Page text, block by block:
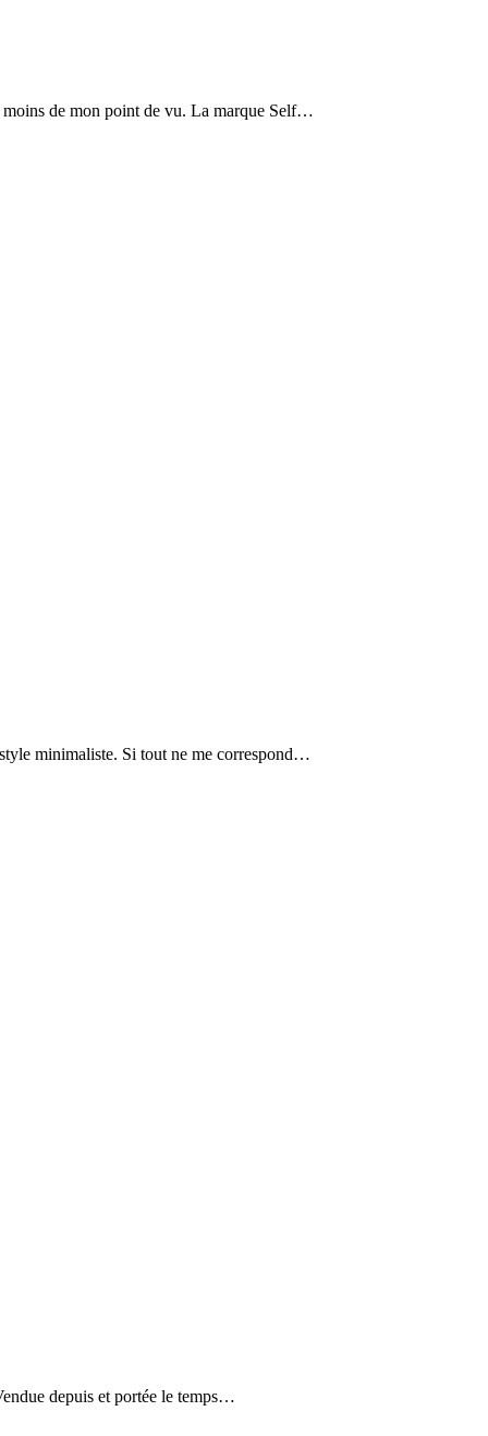
moins de mon point de vu. La marque Self…
minimaliste. Si tout ne me correspond…
depuis et portée le temps…